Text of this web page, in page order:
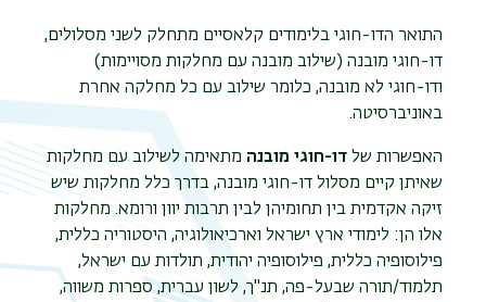
התואר הדו-חוגי בלימודים קלאסיים מתחלק לשני מסלולים,
דו-חוגי מובנה (שילוב מובנה עם מחלקות מסויימות)
ודו-חוגי לא מובנה, כלומר שילוב עם כל מחלקה אחרת
באוניברסיטה.
האפשרות של דו-חוגי מובנה מתאימה לשילוב עם מחלקות
שאיתן קיים מסלול דו-חוגי מובנה, בדרך כלל מחלקות שיש
זיקה אקדמית בין תחומיהן לבין תרבות יוון ורומא. מחלקות
אלו הן: לימודי ארץ ישראל וארכיאולוגיה, היסטוריה כללית,
פילוסופיה כללית, פילוסופיה יהודית, תולדות עם ישראל,
תלמוד/תורה שבעל-פה, תנ"ך, לשון עברית, ספרות משווה,